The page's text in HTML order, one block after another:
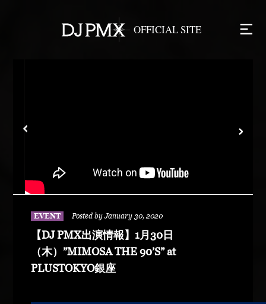
EVENT Posted by January 30, 2020
【DJ PMX出演情報】1月30日
（木）”MIMOSA THE 90’S” at
PLUSTOKYO銀座